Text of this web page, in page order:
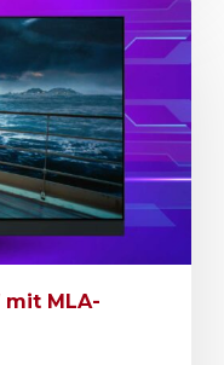
mit MLA-